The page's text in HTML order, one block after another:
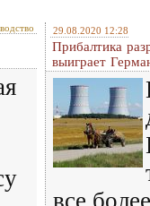
29.08.2020 12:28
Прибалтика
выиграет
все